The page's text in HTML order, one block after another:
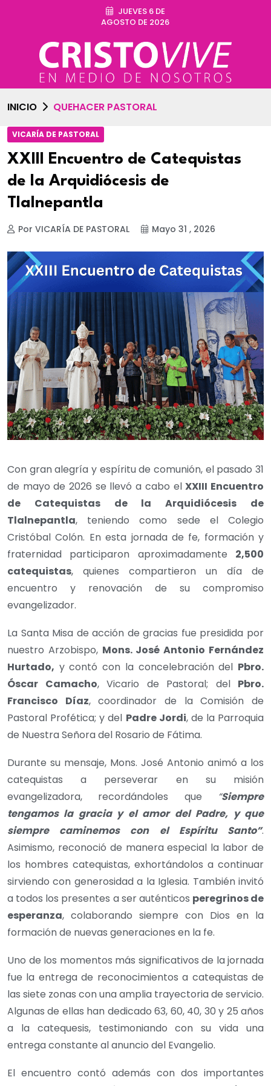
JUEVES 6 DE
AGOSTO DE 2026
INICIO QUEHACER PASTORAL
VICARÍA DE PASTORAL
XXIII Encuentro de Catequistas
de la Arquidiócesis de
Tlalnepantla
Por VICARÍA DE PASTORAL Mayo 31 , 2026
Con gran alegría y espíritu de comunión, el pasado 31
de mayo de 2026 se llevó a cabo elXXIII Encuentro
de Catequistas de la Arquidiócesis de
Tlalnepantla, teniendo como sede el Colegio
Cristóbal Colón. En esta jornada de fe, formación y
fraternidad participaron aproximadamente 2,500
catequistas, quienes compartieron un día de
encuentro y renovación de su compromiso
evangelizador.
La Santa Misa de acción de gracias fue presidida por
nuestro Arzobispo, Mons. José Antonio Fernández
Hurtado, y contó con la concelebración del Pbro.
Óscar Camacho, Vicario de Pastoral; del Pbro.
Francisco Díaz, coordinador de la Comisión de
Pastoral Profética; y del Padre Jordi, de la Parroquia
de Nuestra Señora del Rosario de Fátima.
Durante su mensaje, Mons. José Antonio animó a los
catequistas a perseverar en su misión
evangelizadora, recordándoles que “Siempre
tengamos la gracia y el amor del Padre, y que
siempre caminemos con el Espíritu Santo”.
Asimismo, reconoció de manera especial la labor de
los hombres catequistas, exhortándolos a continuar
sirviendo con generosidad a la Iglesia. También invitó
a todos los presentes a ser auténticos peregrinos de
esperanza, colaborando siempre con Dios en la
formación de nuevas generaciones en la fe.
Uno de los momentos más significativos de la jornada
fue la entrega de reconocimientos a catequistas de
las siete zonas con una amplia trayectoria de servicio.
Algunas de ellas han dedicado 63, 60, 40, 30 y 25 años
a la catequesis, testimoniando con su vida una
entrega constante al anuncio del Evangelio.
El encuentro contó además con dos importantes